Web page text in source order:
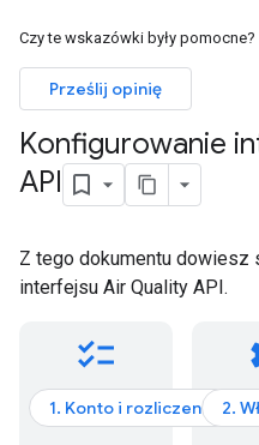
Czy te wskazówki były pomocne?
Prześlij opinię
Konfigurowanie
API
Z tego dokumentu dowiesz
interfejsu Air Quality API.
checklist
1. Konto i rozliczenia 2.